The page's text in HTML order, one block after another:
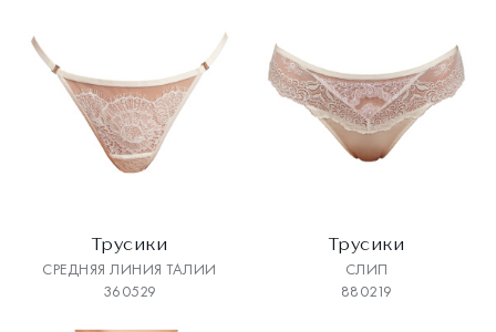
Трусики
СРЕДНЯЯ ЛИНИЯ ТАЛИИ
360529
Трусики
СЛИП
880219